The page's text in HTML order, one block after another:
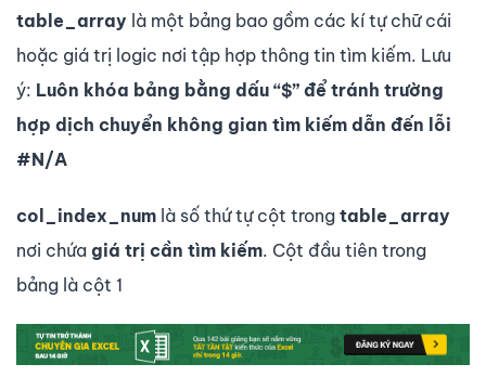
table_array là một bảng bao gồm các kí tự chữ cái
hoặc giá trị logic nơi tập hợp thông tin tìm kiếm. Lưu
ý: Luôn khóa bảng bằng dấu “$” để tránh trường
hợp dịch chuyển không gian tìm kiếm dẫn đến lỗi
#N/A
col_index_num là số thứ tự cột trong table_array
nơi chứa giá trị cần tìm kiếm. Cột đầu tiên trong
bảng là cột 1